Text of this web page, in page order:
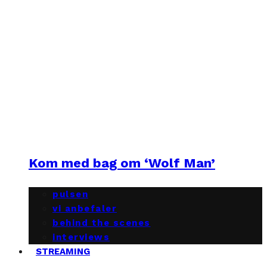
Kom med bag om ‘Wolf Man’
pulsen
vi anbefaler
behind the scenes
interviews
STREAMING